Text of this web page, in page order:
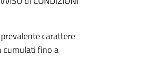
carattere
cumulati fino a